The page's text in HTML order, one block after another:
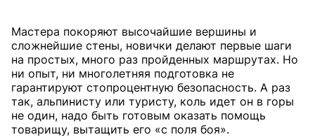
Мастера покоряют высочайшие вершины и
сложнейшие стены, новички делают первые шаги
на простых, много раз пройденных маршрутах. Но
ни опыт, ни многолетняя подготовка не
гарантируют стопроцентную безопасность. А раз
так, альпинисту или туристу, коль идет он в горы
не один, надо быть готовым оказать помощь
товарищу, вытащить его «с поля боя».